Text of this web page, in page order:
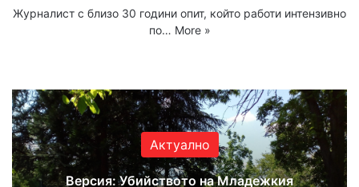
Журналист с близо 30 години опит, който работи интензивно
по… More »
Актуално
Версия: Убийството на Младежкия